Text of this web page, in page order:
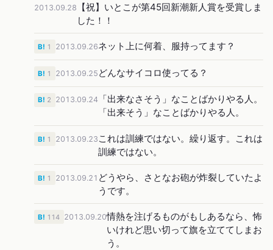
2013.09.28
【祝】いとこが第45回新潮新人賞を受賞しま
した！！
2013.09.26ネット上に何着、服持ってます？
B! 1
2013.09.25 どんなサイコロ使ってる？
B! 1
2013.09.24
「出来なさそう」なことばかりやる人。
「出来そう」なことばかりやる人。
B! 2
2013.09.23 これは訓練ではない。繰り返す。これは
訓練ではない。
B! 1
2013.09.21 どうやら、さとなお砲が炸裂していたよ
うです。
B! 1
2013.09.20情熱を注げるものがもしあるなら、怖
いけれど思い切って旗を立ててしまお
う。
B! 114